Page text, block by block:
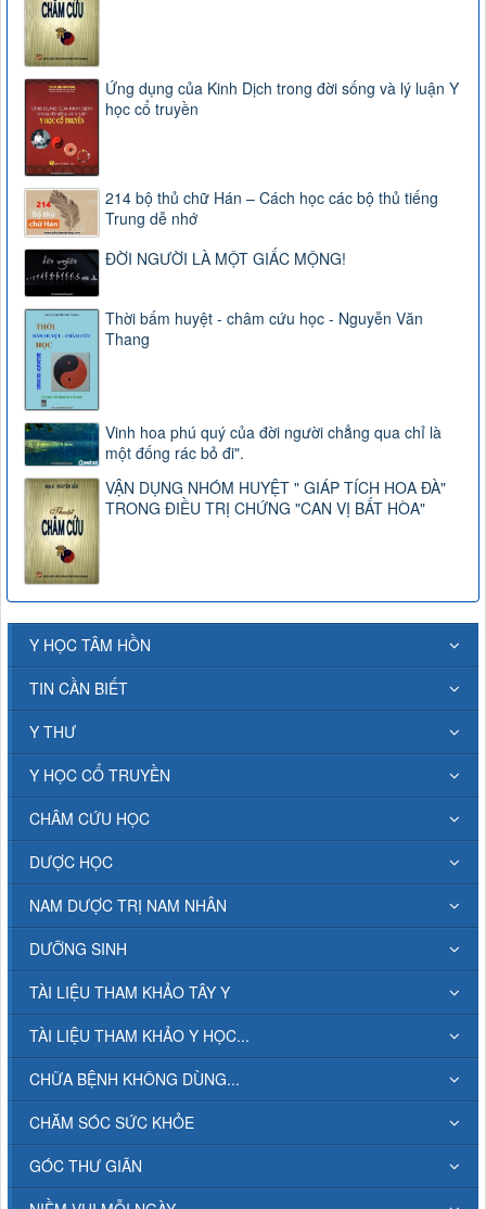
Ứng dụng của Kinh Dịch trong đời sống và lý luận Y
học cổ truyền
214 bộ thủ chữ Hán – Cách học các bộ thủ tiếng
Trung dễ nhớ
ĐỜI NGƯỜI LÀ MỘT GIẤC MỘNG!
Thời bấm huyệt - châm cứu học - Nguyễn Văn
Thang
Vinh hoa phú quý của đời người chẳng qua chỉ là
một đống rác bỏ đi".
VẬN DỤNG NHÓM HUYỆT " GIÁP TÍCH HOA ĐÀ"
TRONG ĐIỀU TRỊ CHỨNG "CAN VỊ BẤT HÒA"
Y HỌC TÂM HỒN
TIN CẦN BIẾT
Y THƯ
Y HỌC CỔ TRUYỀN
CHÂM CỨU HỌC
DƯỢC HỌC
NAM DƯỢC TRỊ NAM NHÂN
DƯỠNG SINH
TÀI LIỆU THAM KHẢO TÂY Y
TÀI LIỆU THAM KHẢO Y HỌC...
CHỮA BỆNH KHÔNG DÙNG...
CHĂM SÓC SỨC KHỎE
GÓC THƯ GIÃN